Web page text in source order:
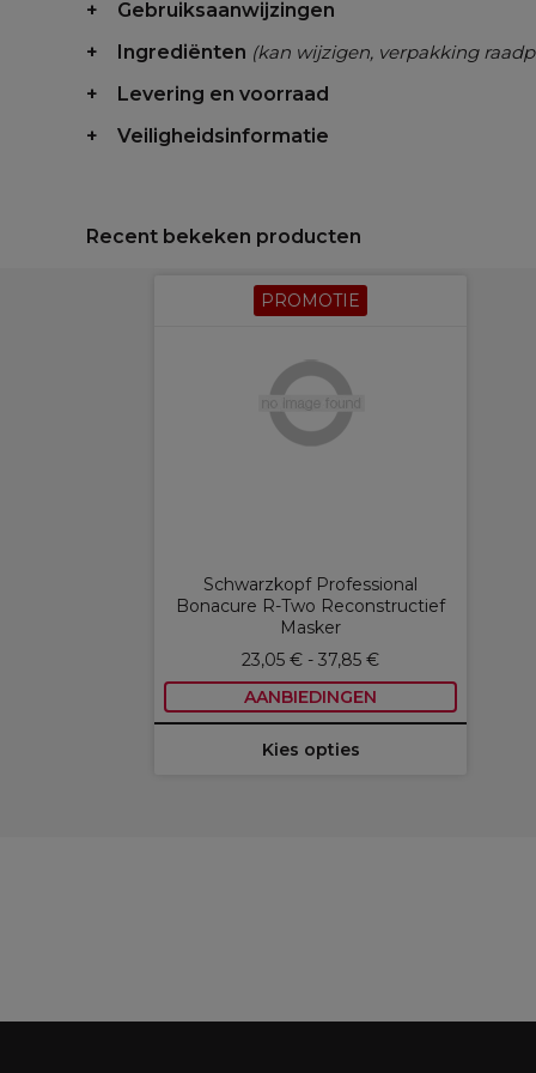
Gebruiksaanwijzingen
Ingrediënten (kan wijzigen, verpakking
Levering en voorraad
Veiligheidsinformatie
Recent bekeken producten
PROMOTIE
Schwarzkopf Professional
Bonacure R-Two Reconstructief
Masker
23,05 € - 37,85 €
AANBIEDINGEN
Kies opties